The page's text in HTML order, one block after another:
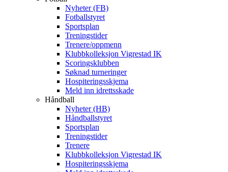
Nyheter (FB)
Fotballstyret
Sportsplan
Treningstider
Trenere/oppmenn
Klubbkolleksjon Vigrestad IK
Scoringsklubben
Søknad turneringer
Hospiteringsskjema
Meld inn idrettsskade
Håndball
Nyheter (HB)
Håndballstyret
Sportsplan
Treningstider
Trenere
Klubbkolleksjon Vigrestad IK
Hospiteringsskjema